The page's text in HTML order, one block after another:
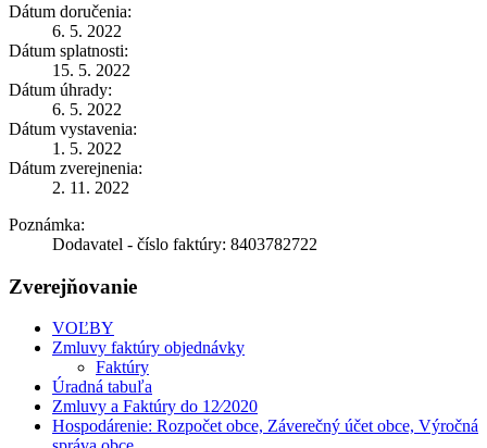
Dátum doručenia:
6. 5. 2022
Dátum splatnosti:
15. 5. 2022
Dátum úhrady:
6. 5. 2022
Dátum vystavenia:
1. 5. 2022
Dátum zverejnenia:
2. 11. 2022
Poznámka:
Dodavatel - číslo faktúry: 8403782722
Zverejňovanie
VOĽBY
Zmluvy faktúry objednávky
Faktúry
Úradná tabuľa
Zmluvy a Faktúry do 12⁄2020
Hospodárenie: Rozpočet obce, Záverečný účet obce, Výročná